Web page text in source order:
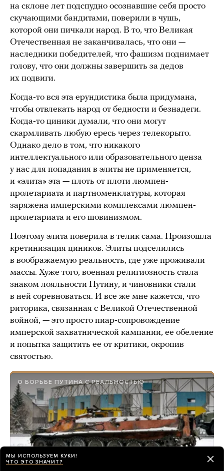
на склоне лет подспудно осознавшие себя просто
скучающими бандитами, поверили в чушь,
которой они пичкали народ. В то, что Великая
Отечественная не заканчивалась, что они —
наследники победителей, что фашизм поднимает
голову, что они должны завершить за дедов
их подвиги.
Когда-то вся эта ерундистика была придумана,
чтобы отвлекать народ от бедности и безнадеги.
Когда-то циники думали, что они могут
скармливать любую ересь через телекорыто.
Однако дело в том, что никакого
интеллектуального или образовательного ценза
у нас для попадания в элиты не применяется,
и «элита» эта — плоть от плоти люмпен-
пролетариата и партноменклатуры, которая
заряжена имперскими комплексами люмпен-
пролетариата и его шовинизмом.
Поэтому элита поверила в телик сама. Произошла
кретинизация циников. Элиты подселились
в воображаемую реальность, где уже проживали
массы. Хуже того, военная религиозность стала
знаком лояльности Путину, и чиновники стали
в ней соревноваться. И все же мне кажется, что
риторика, связанная с Великой Отечественной
войной, — это просто пиар-сопровождение
имперской захватнической кампании, ее обеление
и попытка защитить ее от критики, окропив
святостью.
О БОРЬБЕ ПУТИНА С РЕАЛЬНОСТЬЮ
МЫ ИСПОЛЬЗУЕМ КУКИ!
ЧТО ЭТО ЗНАЧИТ?